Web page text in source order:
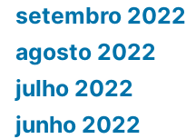
setembro 2022
agosto 2022
julho 2022
junho 2022